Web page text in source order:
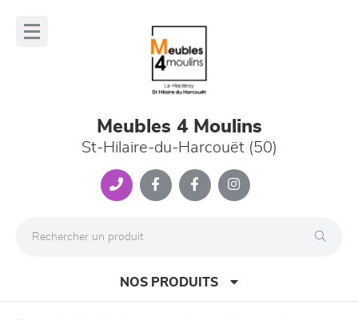
Meubles 4 Moulins
St-Hilaire-du-Harcouët (50)
NOS PRODUITS